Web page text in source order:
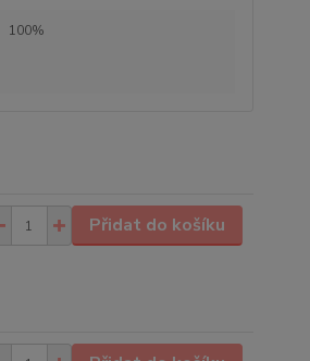
100%
Přidat do košíku